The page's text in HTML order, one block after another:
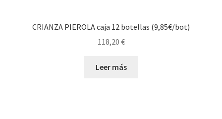
CRIANZA PIEROLA caja 12 botellas (9,85€/bot)
118,20 €
Leer más